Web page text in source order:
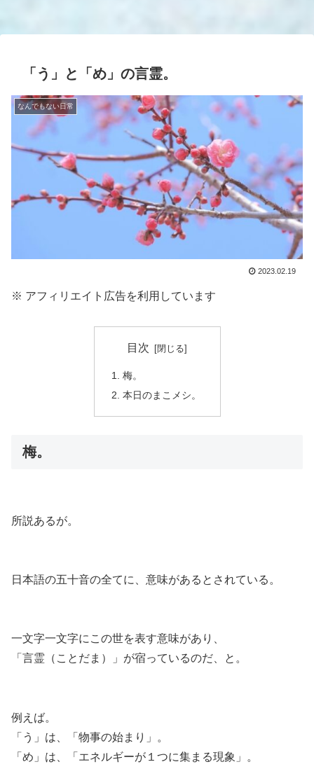
「う」と「め」の言霊。
なんでもない日常
2023.02.19
※ アフィリエイト広告を利用しています
目次
梅。
本日のまこメシ。
梅。
所説あるが。
日本語の五十音の全てに、意味があるとされている。
一文字一文字にこの世を表す意味があり、
「言霊（ことだま）」が宿っているのだ、と。
例えば。
「う」は、「物事の始まり」。
「め」は、「エネルギーが１つに集まる現象」。